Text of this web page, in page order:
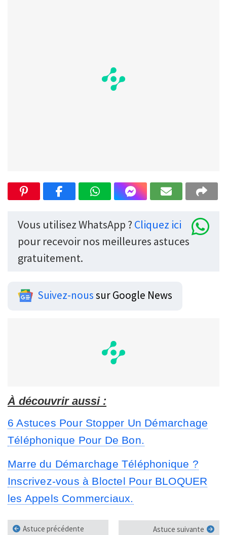
Vous utilisez WhatsApp ? Cliquez ici
pour recevoir nos meilleures astuces
gratuitement.
Suivez-noussur Google News
À découvrir aussi :
6 Astuces Pour Stopper Un Démarchage
Téléphonique Pour De Bon.
Marre du Démarchage Téléphonique ?
Inscrivez-vous à Bloctel Pour BLOQUER
les Appels Commerciaux.
Astuce précédente Astuce suivante